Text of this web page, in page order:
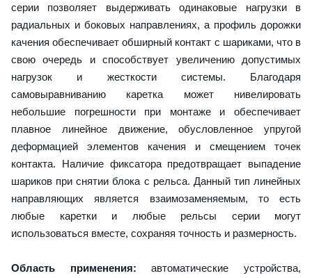
серии позволяет выдерживать одинаковые нагрузки в
радиальных и боковых направлениях, а профиль дорожки
качения обеспечивает обширный контакт с шариками, что в
свою очередь и способствует увеличению допустимых
нагрузок и жесткости системы. Благодаря
самовыравниванию каретка может нивелировать
небольшие погрешности при монтаже и обеспечивает
плавное линейное движение, обусловленное упругой
деформацией элементов качения и смещением точек
контакта. Наличие фиксатора предотвращает выпадение
шариков при снятии блока с рельса. Данный тип линейных
направляющих является взаимозаменяемым, то есть
любые каретки и любые рельсы серии могут
использоваться вместе, сохраняя точность и размерность.
Область применения: автоматические устройства,